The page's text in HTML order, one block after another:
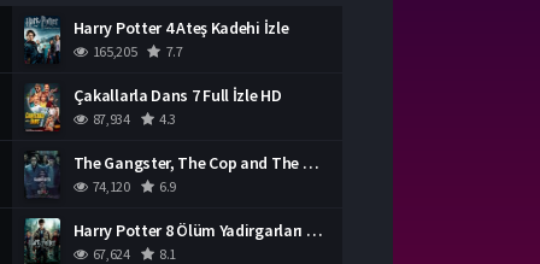
Harry Potter 4 Ateş Kadehi İzle
165,205 7.7
Çakallarla Dans 7 Full İzle HD
87,934 4.3
The Gangster, The Cop and The Devil Türkçe Dublaj İzle
74,120 6.9
Harry Potter 8 Ölüm Yadirgarları Bölüm 2 İzle
67,624 8.1